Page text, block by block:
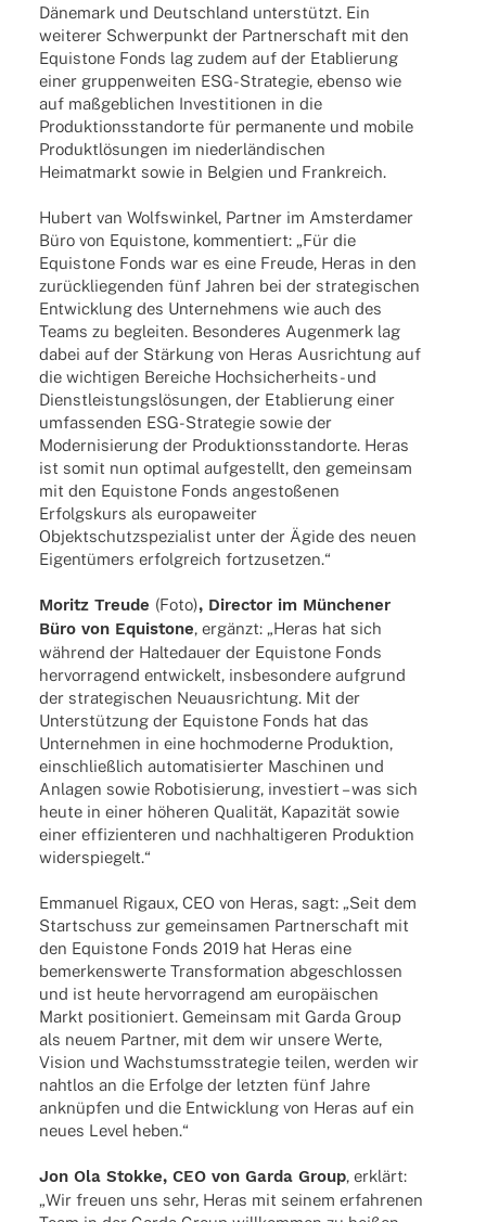
Däne­mark und Deutsch­land unter­stützt. Ein
weite­rer Schwer­punkt der Part­ner­schaft mit den
Equis­tone Fonds lag zudem auf der Etablie­rung
einer grup­pen­wei­ten ESG-Stra­­te­­gie, ebenso wie
auf maßgeb­li­chen Inves­ti­tio­nen in die
Produk­ti­ons­stand­orte für perma­nente und mobile
Produkt­lö­sun­gen im nieder­län­di­schen
Heimat­markt sowie in Belgien und Frankreich.
Hubert van Wolfs­win­kel, Part­ner im Amster­da­mer
Büro von Equis­tone, kommen­tiert: „Für die
Equis­tone Fonds war es eine Freude, Heras in den
zurück­lie­gen­den fünf Jahren bei der stra­te­gi­schen
Entwick­lung des Unter­neh­mens wie auch des
Teams zu beglei­ten. Beson­de­res Augen­merk lag
dabei auf der Stär­kung von Heras Ausrich­tung auf
die wich­ti­gen Berei­che Hoch­­­si­cher­heits- und
Dienst­leis­tungs­lö­sun­gen, der Etablie­rung einer
umfas­sen­den ESG-Stra­­te­­gie sowie der
Moder­ni­sie­rung der Produk­ti­ons­stand­orte. Heras
ist somit nun opti­mal aufge­stellt, den gemein­sam
mit den Equis­tone Fonds ange­sto­ße­nen
Erfolgs­kurs als euro­pa­wei­ter
Objekt­schutz­spe­zia­list unter der Ägide des neuen
Eigen­tü­mers erfolg­reich fortzusetzen.“
Moritz Treude (Foto), Direc­tor im Münche­ner
Büro von Equis­tone, ergänzt: „Heras hat sich
während der Halte­dauer der Equis­tone Fonds
hervor­ra­gend entwi­ckelt, insbe­son­dere aufgrund
der stra­te­gi­schen Neuaus­rich­tung. Mit der
Unter­stüt­zung der Equis­tone Fonds hat das
Unter­neh­men in eine hoch­mo­derne Produk­tion,
einschließ­lich auto­ma­ti­sier­ter Maschi­nen und
Anla­gen sowie Robo­ti­sie­rung, inves­tiert – was sich
heute in einer höhe­ren Quali­tät, Kapa­zi­tät sowie
einer effi­zi­en­te­ren und nach­hal­ti­ge­ren Produk­tion
widerspiegelt.“
Emma­nuel Rigaux, CEO von Heras, sagt: „Seit dem
Start­schuss zur gemein­sa­men Part­ner­schaft mit
den Equis­tone Fonds 2019 hat Heras eine
bemer­kens­werte Trans­for­ma­tion abge­schlos­sen
und ist heute hervor­ra­gend am euro­päi­schen
Markt posi­tio­niert. Gemein­sam mit Garda Group
als neuem Part­ner, mit dem wir unsere Werte,
Vision und Wachs­tums­stra­te­gie teilen, werden wir
naht­los an die Erfolge der letz­ten fünf Jahre
anknüp­fen und die Entwick­lung von Heras auf ein
neues Level heben.“
Jon Ola Stokke, CEO von Garda Group, erklärt:
„Wir freuen uns sehr, Heras mit seinem erfah­re­nen